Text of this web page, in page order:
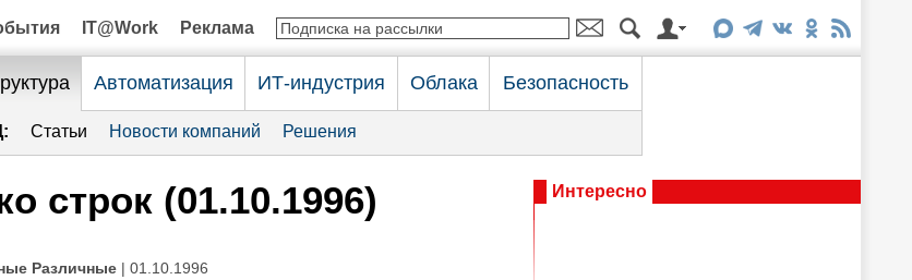
IT@Work Реклама
Автоматизация ИТ-индустрия Облака Безопасность
Статьи Новости компаний Решения
строк (01.10.1996)
Различные | 01.10.1996
Интересно